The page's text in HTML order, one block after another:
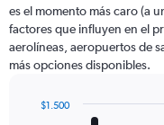
has
1
Y
axis
values.
es el momento más caro (a
factores que influyen en el
aerolíneas, aeropuertos de
más opciones disponibles.
$1.500